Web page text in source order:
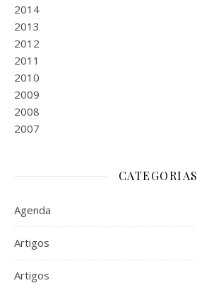
2014
2013
2012
2011
2010
2009
2008
2007
CATEGORIAS
Agenda
Artigos
Artigos